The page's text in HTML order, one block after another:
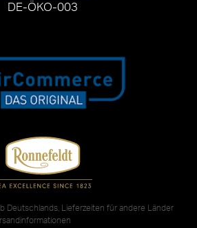
DE-ÖKO-003
Deutschlands, Lieferzeiten für andere Länder